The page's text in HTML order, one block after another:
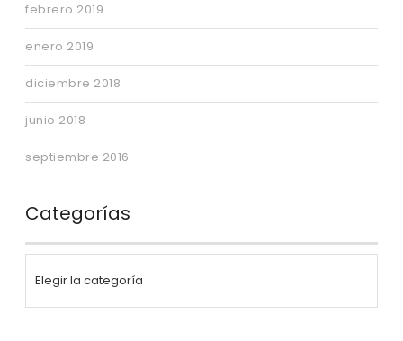
febrero 2019
enero 2019
diciembre 2018
junio 2018
septiembre 2016
Categorías